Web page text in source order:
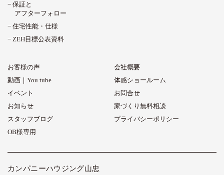
保証と
アフターフォロー
住宅性能・仕様
ZEH目標公表資料
お客様の声
動画｜You tube
イベント
お知らせ
スタッフブログ
OB様専用
会社概要
体感ショールーム
お問合せ
家づくり無料相談
プライバシーポリシー
カンパニーハウジング山忠